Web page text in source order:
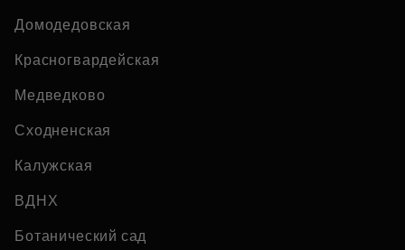
Домодедовская
Красногвардейская
Медведково
Сходненская
Калужская
ВДНХ
Ботанический сад